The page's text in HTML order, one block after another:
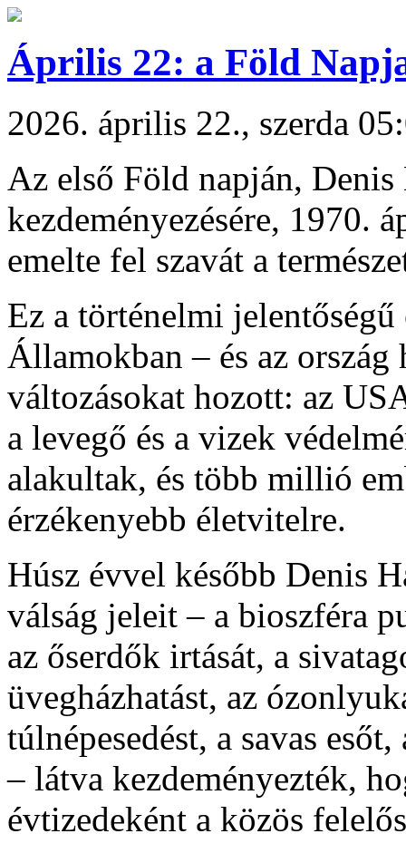
Április 22: a Föld
2026. április 22., szerda
Az első Föld napján, Denis
kezdeményezésére, 1970.
emelte fel szavát a
Ez a történelmi jelentőségű
Államokban – és az
változásokat hozott: az
a levegő és a vizek
alakultak, és több millió
érzékenyebb életvitelre.
Húsz évvel később Denis
válság jeleit – a bioszféra
az őserdők irtását, a
üvegházhatást, az
túlnépesedést, a savas
– látva kezdeményezték,
évtizedeként a közös